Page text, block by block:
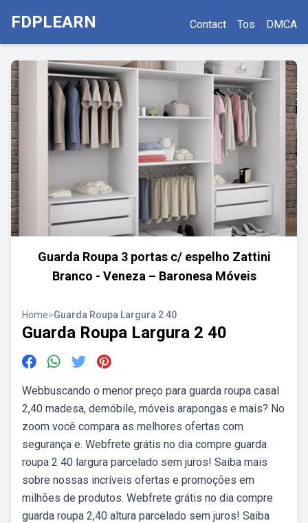
FDPLEARN Contact Tos DMCA
Guarda Roupa 3 portas c/ espelho Zattini
Branco - Veneza – Baronesa Móveis
Home>Guarda Roupa Largura 2 40
Guarda Roupa Largura 2 40
Webbuscando o menor preço para guarda roupa casal
2,40 madesa, demóbile, móveis arapongas e mais? No
zoom você compara as melhores ofertas com
segurança e. Webfrete grátis no dia compre guarda
roupa 2 40 largura parcelado sem juros! Saiba mais
sobre nossas incríveis ofertas e promoções em
milhões de produtos. Webfrete grátis no dia compre
guarda roupa 2,40 altura parcelado sem juros! Saiba